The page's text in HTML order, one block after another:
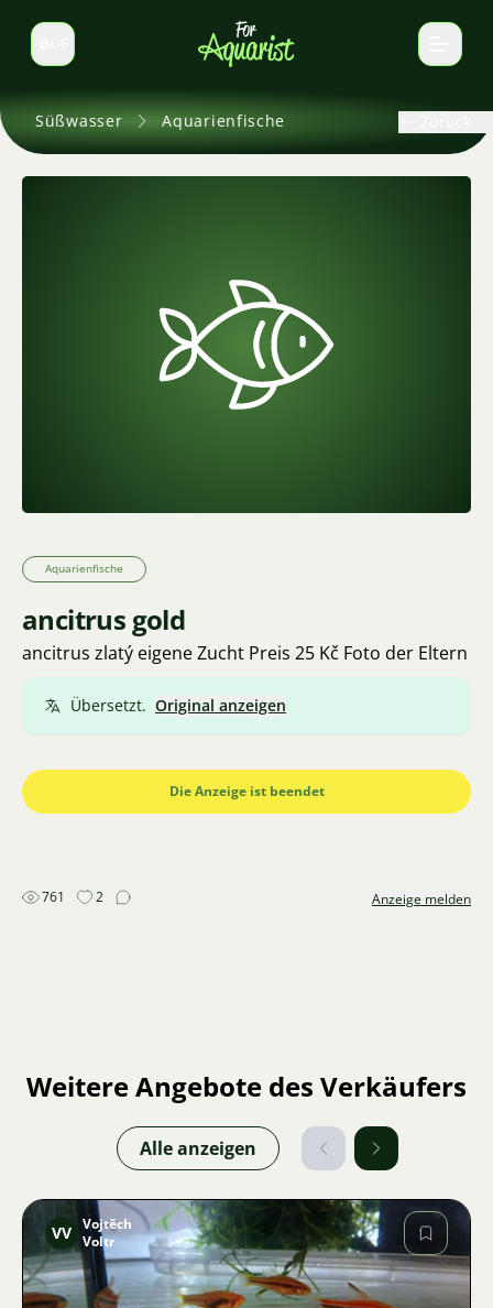
Sprache wechseln
Süßwasser Aquarienfische
Aquarienfische
ancitrus gold
ancitrus zlatý eigene Zucht Preis 25 Kč Foto der Eltern
Übersetzt. Original anzeigen
Die Anzeige ist beendet
761 2 Anzeige melden
Weitere Angebote des Verkäufers
Alle anzeigen
VV Vojtěch
Voltr